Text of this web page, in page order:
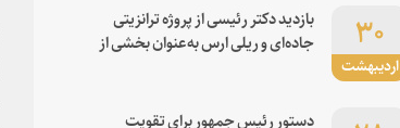
اردیبهشت
۳۰
بازدید دکتر رئیسی از پروژه ترانزیتی
جاده‌ای و ریلی ارس به‌عنوان بخشی از
دستور رئیس جمهور برای تقویت